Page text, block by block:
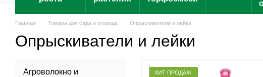
Главная Товары для сада и огорода Опрыскиватели и лейки
Опрыскиватели и лейки
ХИТ ПРОДАЖ
Агроволокно и